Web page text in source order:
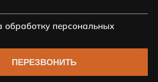
обработку персональных
ПЕРЕЗВОНИТЬ